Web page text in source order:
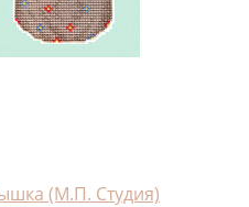
(М.П. Студия)